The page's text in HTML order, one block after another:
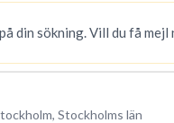
Utbildningsguide
din sökning. Vill du få mejl
Stockholms län